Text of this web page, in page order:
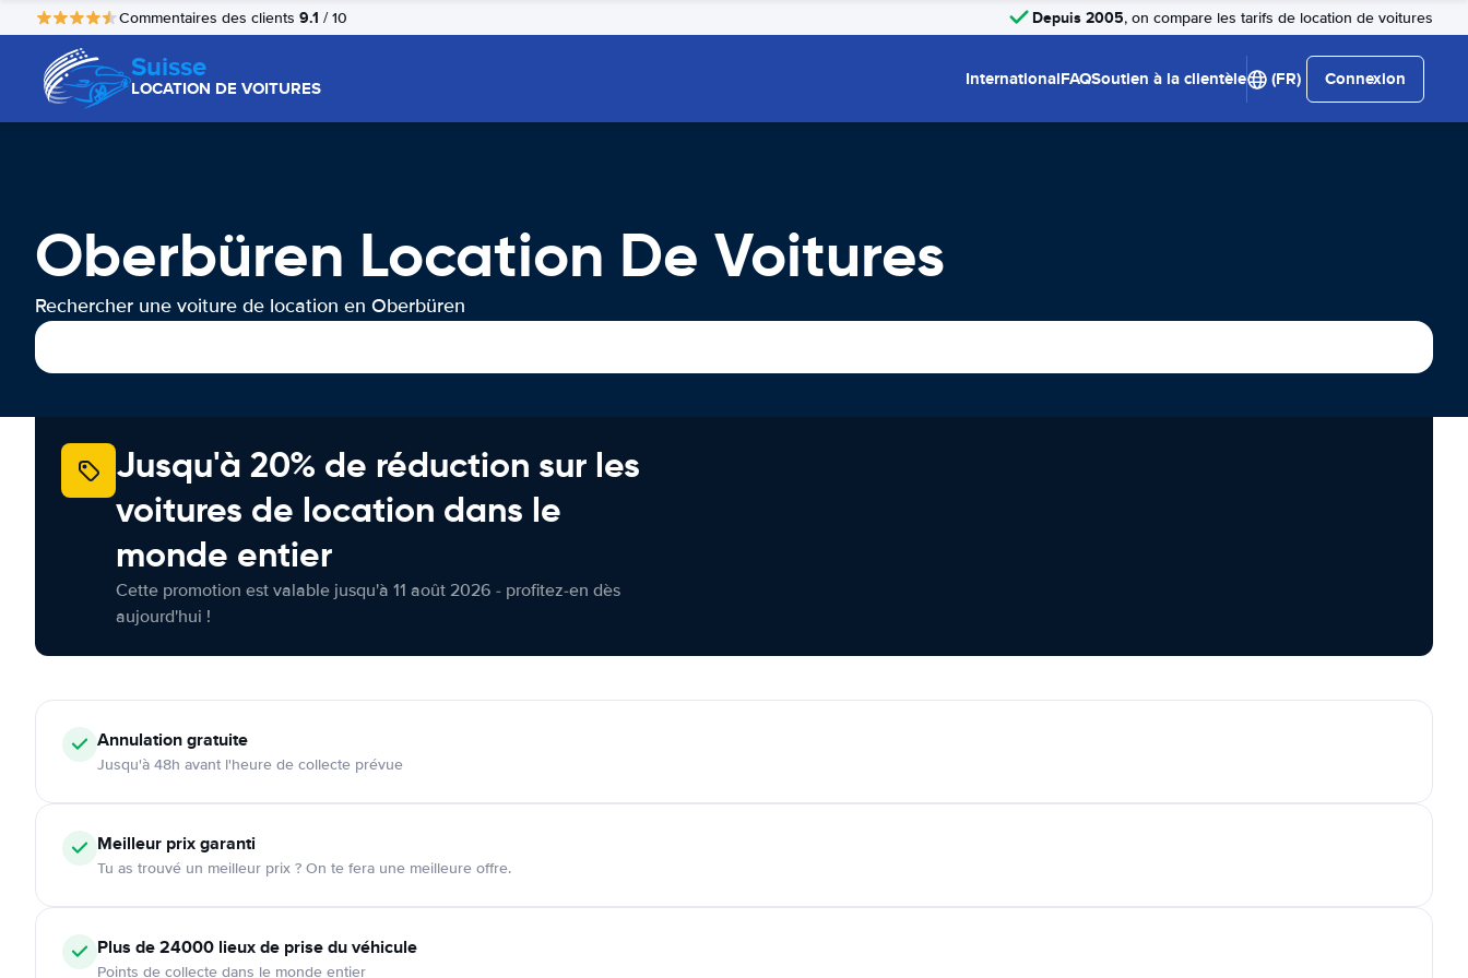
Commentaires des clients 9.1 / 10 Depuis 2005, on compare les tarifs de location de voitures
Suisse
LOCATION DE VOITURES InternationalFAQSoutien à la clientèle (FR) Connexion
Oberbüren Location De Voitures
Rechercher une voiture de location en Oberbüren
Jusqu'à 20% de réduction sur les
voitures de location dans le
monde entier
Cette promotion est valable jusqu'à 11 août 2026 - profitez-en dès
aujourd'hui !
Annulationgratuite
Jusqu'à 48h avant l'heure de collecte prévue
Meilleur prix garanti
Tu as trouvé un meilleur prix ? On te fera une meilleure offre.
Plus de 24000 lieux de prise du véhicule
Points de collecte dans le monde entier